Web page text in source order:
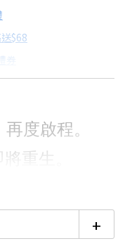
配合銀行/業者
18家銀行/業者
18家銀行/業者
$68
券
最高回饋25%
→點我看達人教你買
度啟程。
重生。
煥然一新的
Switch重
+